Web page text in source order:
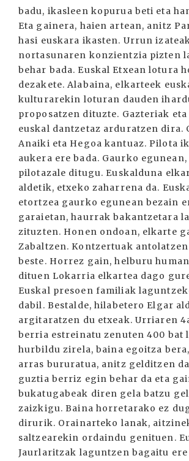
badu, ikasleen kopurua beti eta
Eta gainera, haien artean, anitz
hasi euskara ikasten. Urrun
nortasunaren konzientzia pizten
behar bada. Euskal Etxean lotura
dezakete. Alabaina, elkarteek
kulturarekin loturan dauden
proposatzen dituzte. Gazteriak
euskal dantzetaz arduratzen dira.
Anaiki eta Hegoa kantuaz. Pilota
aukera ere bada. Gaurko egunean,
pilotazale ditugu. Euskalduna
aldetik, etxeko zaharrena da.
etortzea gaurko egunean bezain
garaietan, haurrak bakantzetara
zituzten. Honen ondoan, elkarte
Zabaltzen. Kontzertuak
beste. Horrez gain, helburu
dituen Lokarria elkartea dago
Euskal presoen familiak
dabil. Bestalde, hilabetero Elgar
argitaratzen du etxeak. Urriaren
berria estreinatu zenuten 400 bat
hurbildu zirela, baina egoitza
arras bururatua, anitz gelditzen
guztia berriz egin behar da eta
bukatugabeak diren gela batzu
zaizkigu. Baina horretarako ez
dirurik. Orainarteko lanak,
saltzearekin ordaindu genituen.
Jaurlaritzak laguntzen bagaitu ere